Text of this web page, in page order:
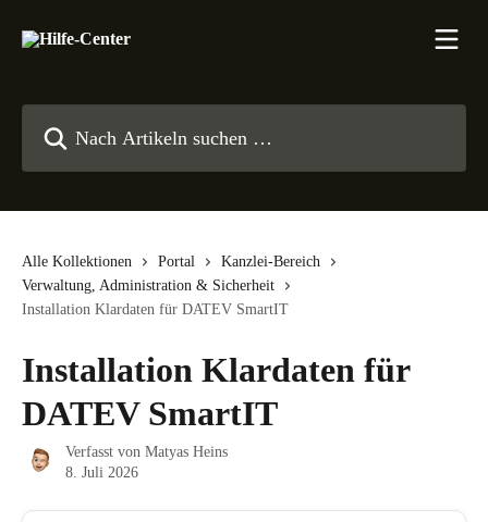
Alle Kollektionen Portal
Kanzlei-Bereich
Verwaltung, Administration & Sicherheit
Installation Klardaten für DATEV SmartIT
Installation Klardaten für
DATEV SmartIT
Verfasst von Matyas Heins
8. Juli 2026